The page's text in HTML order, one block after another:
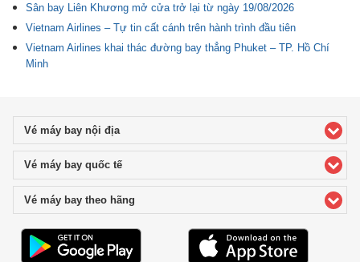
Sân bay Liên Khương mở cửa trở lại từ ngày 19/08/2026
Vietnam Airlines – Tự tin cất cánh trên hành trình đầu tiên
Vietnam Airlines khai thác đường bay thẳng Phuket – TP. Hồ Chí
Minh
Vé máy bay nội địaclick to expand contents
Vé máy bay quốc tếclick to expand contents
Vé máy bay theo hãng